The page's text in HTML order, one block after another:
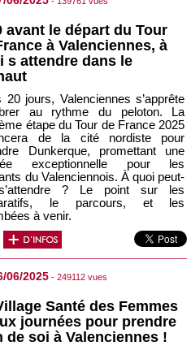
avant le départ du Tour
à Valenciennes, à
s attendre dans le
20 jours, Valenciennes s’apprête
au rythme du peloton. La
étape du Tour de France 2025
de la cité nordiste pour
Dunkerque, promettant une
exceptionnelle pour les
du Valenciennois. À quoi peut-
? Le point sur les
le parcours, et les
à venir.
06/2025 - 249112 vues
Santé des Femmes
journées pour prendre
de soi à Valenciennes !